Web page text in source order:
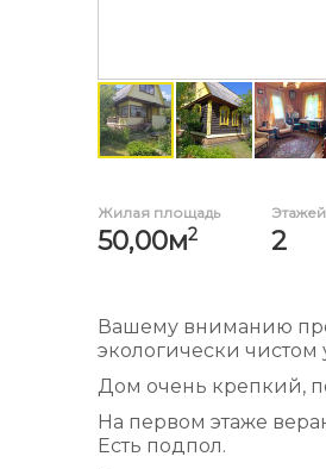
Жилая площадь
50,00м2
Этажей
2
Вашему вниманию
экологически
Дом очень крепкий,
На первом этаже
Есть подпол.